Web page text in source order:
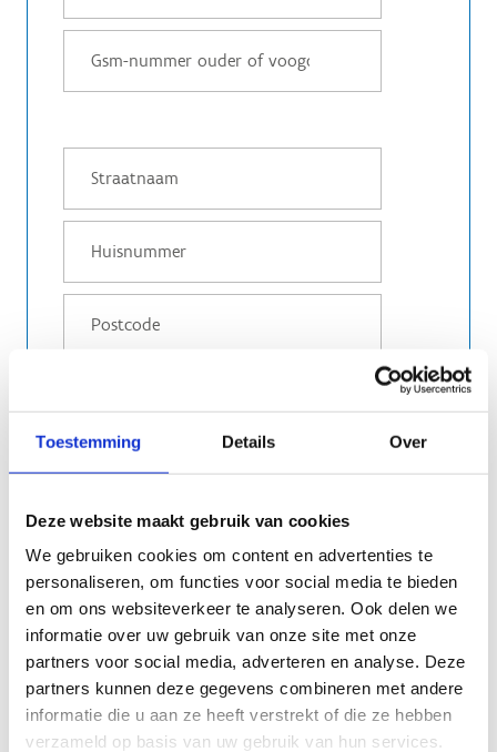
Toestemming Details Over
Deze website maakt gebruik van cookies
We gebruiken cookies om content en advertenties te
personaliseren, om functies voor social media te bieden
en om ons websiteverkeer te analyseren. Ook delen we
informatie over uw gebruik van onze site met onze
partners voor social media, adverteren en analyse. Deze
partners kunnen deze gegevens combineren met andere
informatie die u aan ze heeft verstrekt of die ze hebben
verzameld op basis van uw gebruik van hun services.
Stel jouw feestje zelf samen
Kies 2 sportdisciplines:
Ponyritjes
Voltige
Pimp my pony
Archery tag
Boogschieten
Circustechnieken